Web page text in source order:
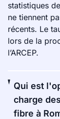
statistiques
ne tiennent
récents. Le
lors de la
l’ARCEP.
Qui est
charge
fibre à